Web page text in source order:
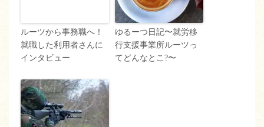
ルーツから事務職へ！
就職した利用者さんに
インタビュー
ゆるーつ日記〜就労移
行支援事業所ルーツっ
てどんなとこ?〜